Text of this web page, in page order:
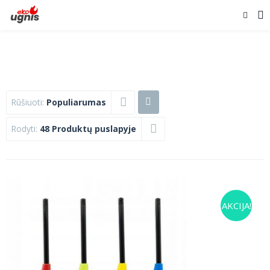
Rūšiuoti: Populiarumas
Rodyti: 48 Produktų puslapyje
AKCIJA!